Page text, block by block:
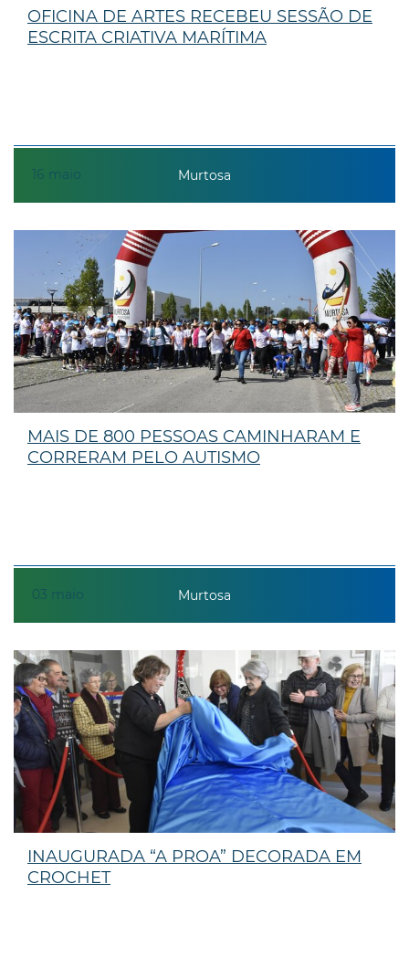
16 maio
OFICINA DE ARTES RECEBEU SESSÃO DE
ESCRITA CRIATIVA MARÍTIMA
Murtosa
03 maio
MAIS DE 800 PESSOAS CAMINHARAM E
CORRERAM PELO AUTISMO
Murtosa
INAUGURADA “A PROA” DECORADA EM
CROCHET